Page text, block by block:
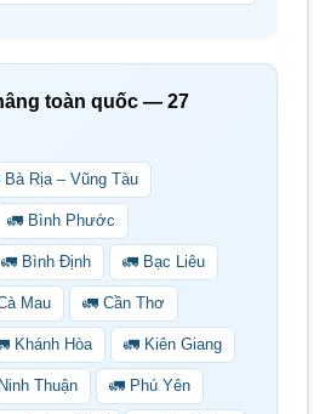
toàn quốc — 27
Bà Rịa – Vũng Tàu
🚛 Bình Phước
🚛 Bình Định 🚛 Bạc Liêu
Mau 🚛 Cần Thơ
Khánh Hòa 🚛 Kiên Giang
Thuận 🚛 Phú Yên